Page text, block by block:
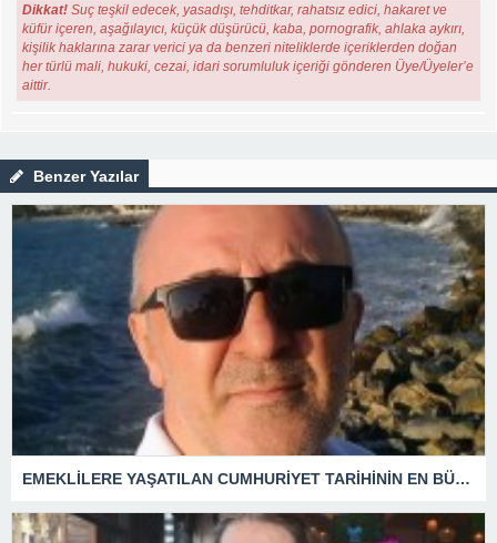
Dikkat! Suç teşkil edecek, yasadışı, tehditkar, rahatsız edici, hakaret ve
küfür içeren, aşağılayıcı, küçük düşürücü, kaba, pornografik, ahlaka aykırı,
kişilik haklarına zarar verici ya da benzeri niteliklerde içeriklerden doğan
her türlü mali, hukuki, cezai, idari sorumluluk içeriği gönderen Üye/Üyeler’e
aittir.
Benzer Yazılar
EMEKLİLERE YAŞATILAN CUMHURİYET TARİHİNİN EN BÜYÜK ZULMÜNÜN DERİN ANALİZİ !